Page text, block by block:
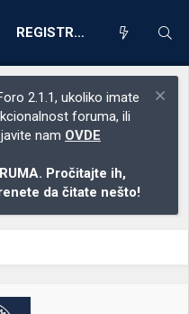
REGISTRACIJA
2.1.1, ukoliko imate
foruma, ili
nam OVDE
Pročitajte ih,
da čitate nešto!